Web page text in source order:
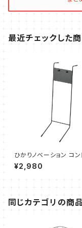
最近チェックした
ひかりノベーション コン
ースタンド（1個）タカショ
¥2,980
同じカテゴリの商品